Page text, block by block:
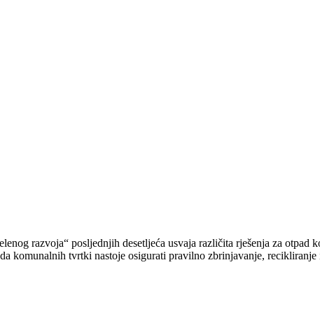
razvoja“ posljednjih desetljeća usvaja različita rješenja za otpad
komunalnih tvrtki nastoje osigurati pravilno zbrinjavanje,